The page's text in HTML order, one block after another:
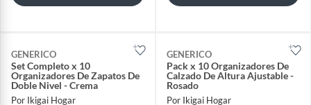
GENERICO
Set Completo x 10
Organizadores De Zapatos De
Doble Nivel - Crema
Por Ikigai Hogar
GENERICO
Pack x 10 Organizadores De
Calzado De Altura Ajustable -
Rosado
Por Ikigai Hogar